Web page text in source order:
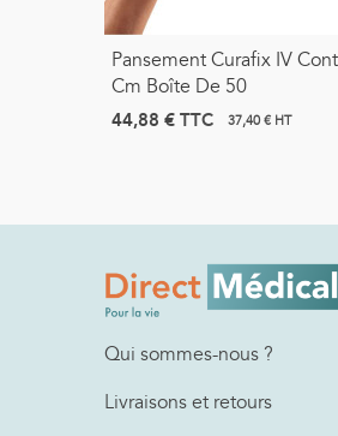
Pansement Curafix IV
Cm Boîte De 50
44,88 €TTC 37,40 € HT
Qui sommes-nous ?
Livraisons et retours